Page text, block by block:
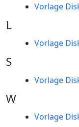
Vorlage
L
Vorlage
S
Vorlage
W
Vorlage